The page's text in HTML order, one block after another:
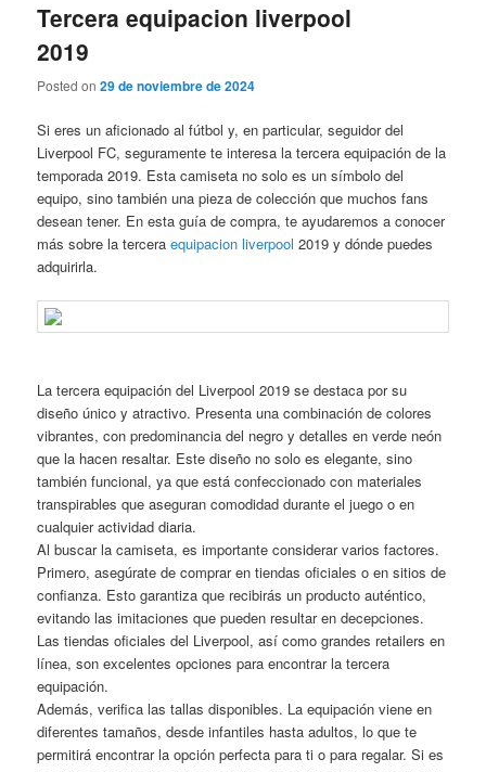
Tercera equipacion liverpool
2019
Posted on29 de noviembre de 2024
Si eres un aficionado al fútbol y, en particular, seguidor del
Liverpool FC, seguramente te interesa la tercera equipación de la
temporada 2019. Esta camiseta no solo es un símbolo del
equipo, sino también una pieza de colección que muchos fans
desean tener. En esta guía de compra, te ayudaremos a conocer
más sobre la terceraequipacion liverpool 2019 y dónde puedes
adquirirla.
La tercera equipación del Liverpool 2019 se destaca por su
diseño único y atractivo. Presenta una combinación de colores
vibrantes, con predominancia del negro y detalles en verde neón
que la hacen resaltar. Este diseño no solo es elegante, sino
también funcional, ya que está confeccionado con materiales
transpirables que aseguran comodidad durante el juego o en
cualquier actividad diaria.
Al buscar la camiseta, es importante considerar varios factores.
Primero, asegúrate de comprar en tiendas oficiales o en sitios de
confianza. Esto garantiza que recibirás un producto auténtico,
evitando las imitaciones que pueden resultar en decepciones.
Las tiendas oficiales del Liverpool, así como grandes retailers en
línea, son excelentes opciones para encontrar la tercera
equipación.
Además, verifica las tallas disponibles. La equipación viene en
diferentes tamaños, desde infantiles hasta adultos, lo que te
permitirá encontrar la opción perfecta para ti o para regalar. Si es